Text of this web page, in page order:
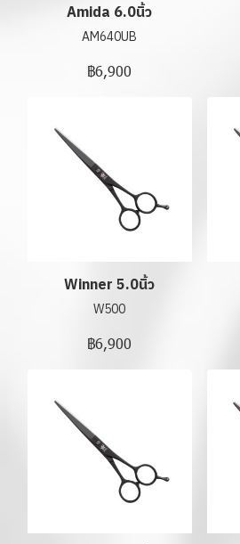
Amida 6.0นิ้ว
AM640UB
฿6,900
Winner 5.0นิ้ว
W500
฿6,900